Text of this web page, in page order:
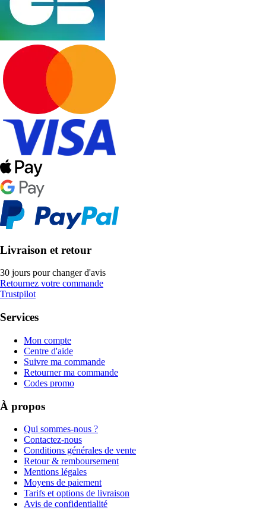
Livraison et retour
30 jours pour changer d'avis
Retournez votre commande
Trustpilot
Services
Mon compte
Centre d'aide
Suivre ma commande
Retourner ma commande
Codes promo
À propos
Qui sommes-nous ?
Contactez-nous
Conditions générales de vente
Retour & remboursement
Mentions légales
Moyens de paiement
Tarifs et options de livraison
Avis de confidentialité